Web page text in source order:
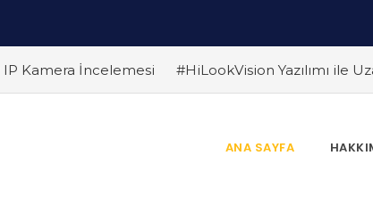
Kamera İncelemesi #HiLookVision Yazılımı ile
Daha Uygun?
#Hareket Algılama Teknolojisi ile
#Ev Güvenliği İçin Ekonomik
ANA SAYFA